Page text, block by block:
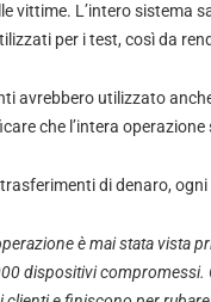
vittime. L’intero sistema
per i test, così da
avrebbero utilizzato
che l’intera
di denaro,
è mai stata vista
dispositivi compromessi.